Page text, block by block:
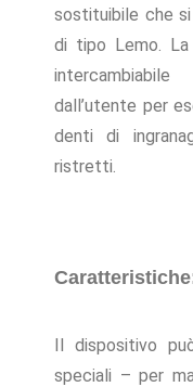
sostituibile che
di tipo Lemo.
dall’utente per
denti di
ristretti.
Il dispositivo
speciali – per